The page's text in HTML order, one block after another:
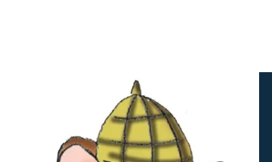
weiterführender